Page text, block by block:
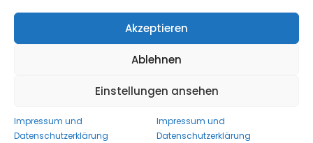
Akzeptieren
Ablehnen
Einstellungen ansehen
Impressum und
Datenschutzerklärung
Impressum und
Datenschutzerklärung
Kommentar-Feed
WordPress.org
WordPress
Theme: Urbane byTemplate Sell